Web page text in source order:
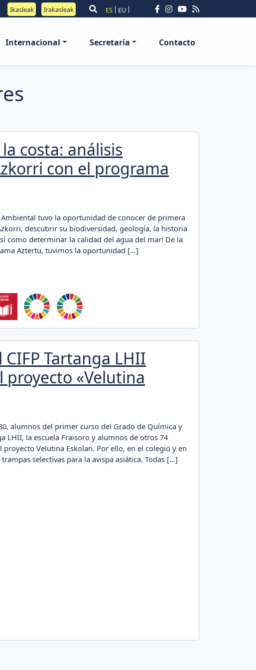
Ikasleak Irakasleak ES EU
Internacional Secretaría Contacto
costa: análisis
con el programa
tuvo la oportunidad de conocer de primera
descubrir su biodiversidad, geología, la historia
como determinar la calidad del agua del mar! De la
Aztertu, tuvimos la oportunidad […]
Tartanga LHII
«Velutina
alumnos del primer curso del Grado de Química y
LHII, la escuela Fraisoro y alumnos de otros 74
Velutina Eskolan. Por ello, en el colegio y en
selectivas para la avispa asiática. Todas […]